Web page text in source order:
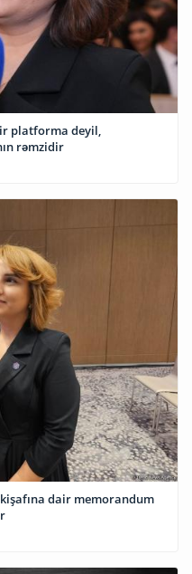
platforma deyil,
rəmzidir
dair memorandum